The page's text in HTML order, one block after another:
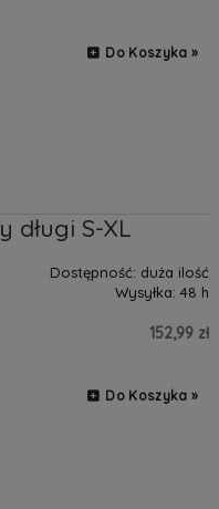
Do Koszyka »
długi S-XL
Dostępność: duża ilość
Wysyłka: 48 h
152,99 zł
Do Koszyka »